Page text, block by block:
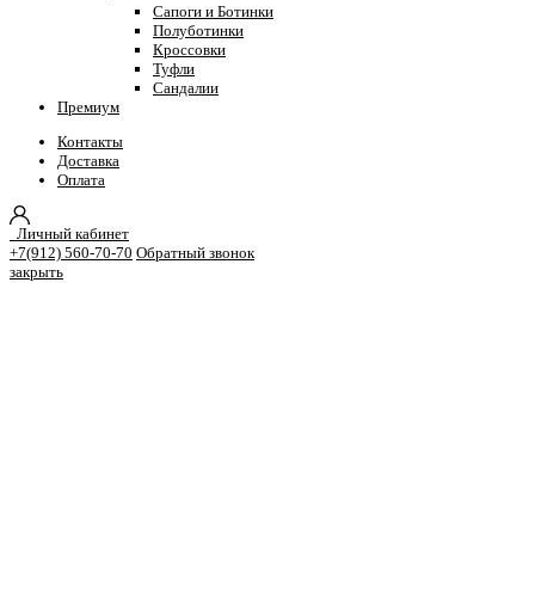
Сапоги и Ботинки
Полуботинки
Кроссовки
Туфли
Сандалии
Премиум
Контакты
Доставка
Оплата
Личный кабинет
+7(912) 560-70-70 Обратный звонок
закрыть